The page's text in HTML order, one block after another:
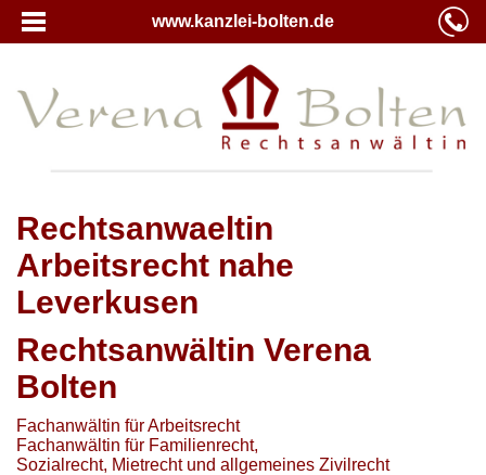
www.kanzlei-bolten.de
Rechtsanwaeltin
Arbeitsrecht nahe
Leverkusen
Rechtsanwältin Verena
Bolten
Fachanwältin für Arbeitsrecht
Fachanwältin für Familienrecht,
Sozialrecht, Mietrecht und allgemeines Zivilrecht